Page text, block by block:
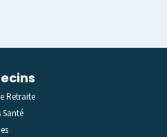
Retraite
Santé